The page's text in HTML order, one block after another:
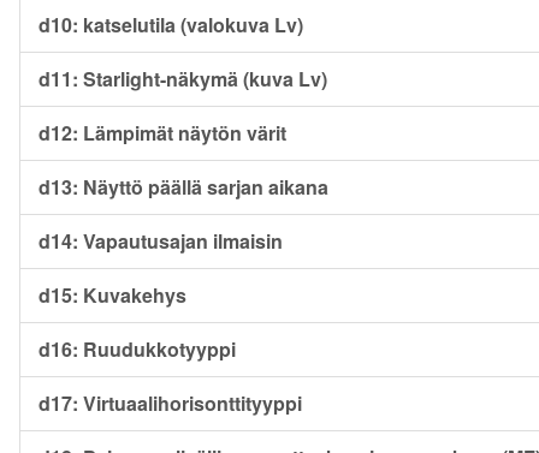
d10: katselutila (valokuva Lv)
d11: Starlight-näkymä (kuva Lv)
d12: Lämpimät näytön värit
d13: Näyttö päällä sarjan aikana
d14: Vapautusajan ilmaisin
d15: Kuvakehys
d16: Ruudukkotyyppi
d17: Virtuaalihorisonttityyppi